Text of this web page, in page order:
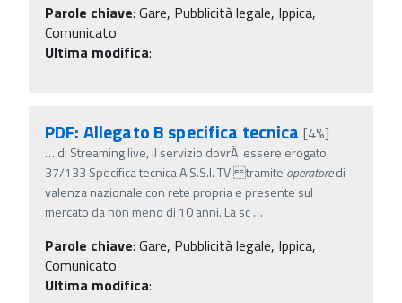
Parole chiave: Gare, Pubblicità legale, Ippica,
Comunicato
Ultima modifica:
PDF: Allegato B specifica tecnica [4%]
… di Streaming live, il servizio dovrÃ essere erogato
37/133 Specifica tecnica A.S.S.I. TV tramite operatoredi
valenza nazionale con rete propria e presente sul
mercato da non meno di 10 anni. La sc…
Parole chiave: Gare, Pubblicità legale, Ippica,
Comunicato
Ultima modifica: